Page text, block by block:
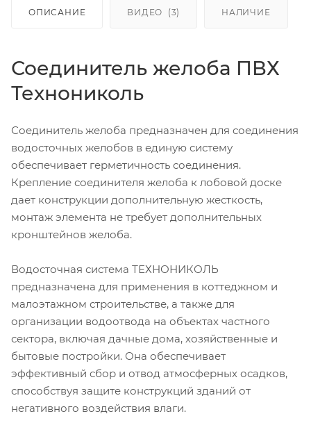
ОПИСАНИЕ ВИДЕО (3) НАЛИЧИЕ
Соединитель желоба ПВХ
Технониколь
Соединитель желоба предназначен для соединения
водосточных желобов в единую систему
обеспечивает герметичность соединения.
Крепление соединителя желоба к лобовой доске
дает конструкции дополнительную жесткость,
монтаж элемента не требует дополнительных
кронштейнов желоба.
Водосточная система ТЕХНОНИКОЛЬ
предназначена для применения в коттеджном и
малоэтажном строительстве, а также для
организации водоотвода на объектах частного
сектора, включая дачные дома, хозяйственные и
бытовые постройки. Она обеспечивает
эффективный сбор и отвод атмосферных осадков,
способствуя защите конструкций зданий от
негативного воздействия влаги.